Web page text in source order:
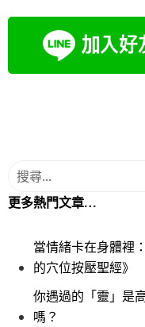
o
k
r
更多熱門文章…
當情緒卡在身體裡
的穴位按壓聖經》
你遇過的「靈」是
嗎？